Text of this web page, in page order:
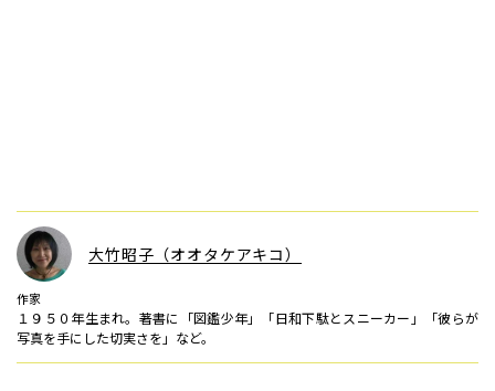
大竹昭子（オオタケアキコ）
作家
１９５０年生まれ。著書に「図鑑少年」「日和下駄とスニーカー」「彼らが
写真を手にした切実さを」など。